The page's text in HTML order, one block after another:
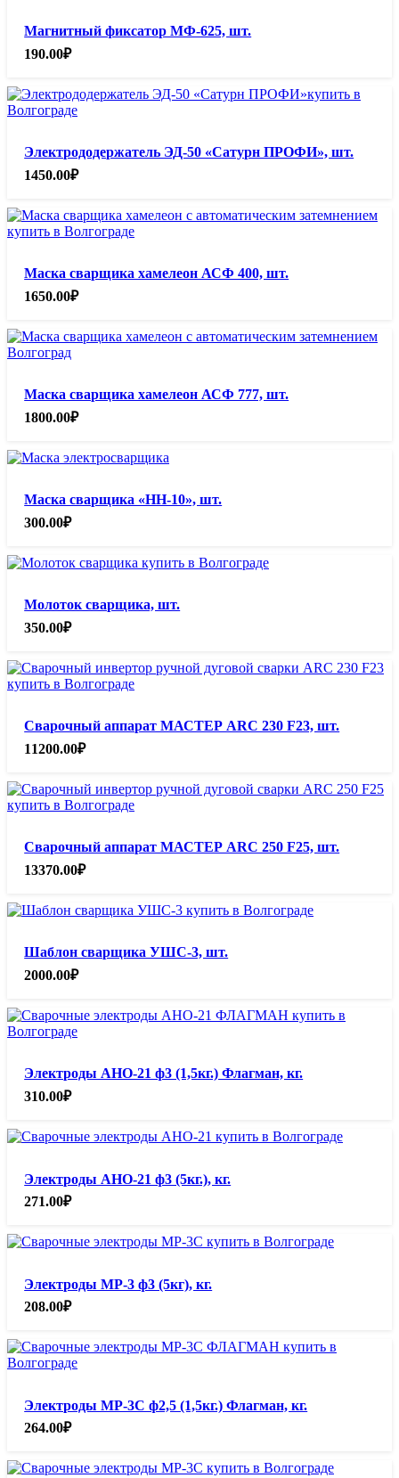
Магнитный фиксатор МФ-625, шт.
190.00₽
Электрододержатель ЭД-50 «Сатурн ПРОФИ», шт.
1450.00₽
Маска сварщика хамелеон АСФ 400, шт.
1650.00₽
Маска сварщика хамелеон АСФ 777, шт.
1800.00₽
Маска сварщика «НН-10», шт.
300.00₽
Молоток сварщика, шт.
350.00₽
Сварочный аппарат МАСТЕР ARC 230 F23, шт.
11200.00₽
Сварочный аппарат МАСТЕР ARC 250 F25, шт.
13370.00₽
Шаблон сварщика УШС-3, шт.
2000.00₽
Электроды АНО-21 ф3 (1,5кг.) Флагман, кг.
310.00₽
Электроды АНО-21 ф3 (5кг.), кг.
271.00₽
Электроды МР-3 ф3 (5кг), кг.
208.00₽
Электроды МР-3С ф2,5 (1,5кг.) Флагман, кг.
264.00₽